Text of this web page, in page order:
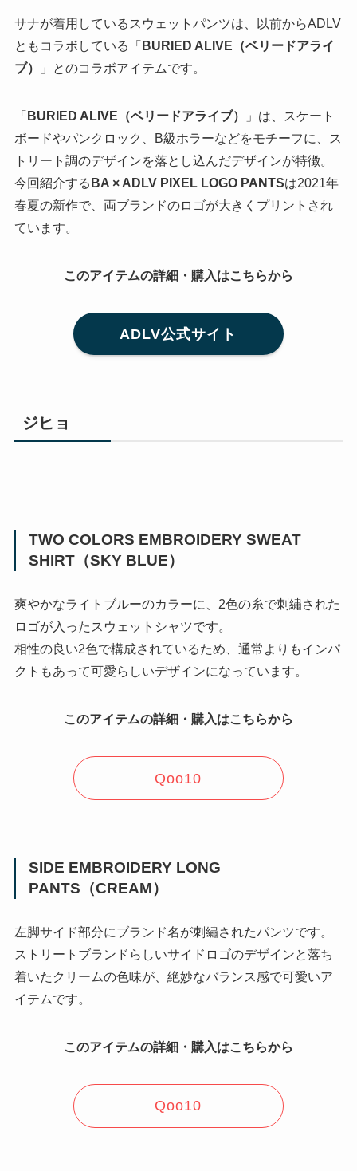
サナが着用しているスウェットパンツは、以前からADLV
ともコラボしている「 BURIED ALIVE（ベリードアライ
ブ）
」とのコラボアイテムです。
「 BURIED ALIVE（ベリードアライブ）
」は、スケート
ボードやパンクロック、B級ホラーなどをモチーフに、ス
トリート調のデザインを落とし込んだデザインが特徴。
今回紹介する BA × ADLV PIXEL LOGO PANTSは2021年
春夏の新作で、両ブランドのロゴが大きくプリントされ
ています。
このアイテムの詳細・購入はこちらから
ADLV公式サイト
ジヒョ
TWO COLORS EMBROIDERY SWEAT
SHIRT（SKY BLUE）
爽やかなライトブルーのカラーに、2色の糸で刺繡された
ロゴが入ったスウェットシャツです。
相性の良い2色で構成されているため、通常よりもインパ
クトもあって可愛らしいデザインになっています。
このアイテムの詳細・購入はこちらから
Qoo10
SIDE EMBROIDERY LONG
PANTS（CREAM）
左脚サイド部分にブランド名が刺繡されたパンツです。
ストリートブランドらしいサイドロゴのデザインと落ち
着いたクリームの色味が、絶妙なバランス感で可愛いア
イテムです。
このアイテムの詳細・購入はこちらから
Qoo10